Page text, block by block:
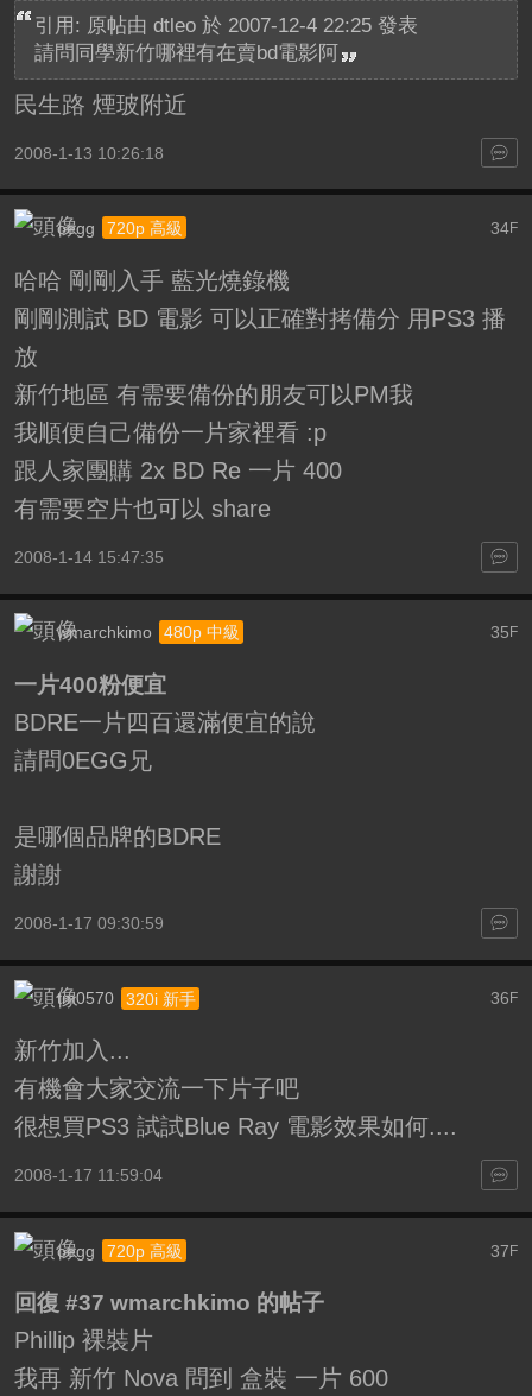
引用: 原帖由 dtleo於 2007-12-4 22:25 發表
請問同學新竹哪裡有在賣bd電影阿
民生路 煙玻附近
2008-1-13 10:26:18
34F
oegg 720p 高級
哈哈 剛剛入手 藍光燒錄機
剛剛測試 BD 電影 可以正確對拷備分 用PS3 播
放
新竹地區 有需要備份的朋友可以PM我
我順便自己備份一片家裡看 :p
跟人家團購 2x BD Re 一片 400
有需要空片也可以 share
2008-1-14 15:47:35
35 F
wmarchkimo 480p 中級
一片400粉便宜
BDRE一片四百還滿便宜的說
請問0EGG兄
是哪個品牌的BDRE
謝謝
2008-1-17 09:30:59
36 F
tm0570 320i 新手
新竹加入...
有機會大家交流一下片子吧
很想買PS3 試試Blue Ray 電影效果如何....
2008-1-17 11:59:04
37F
oegg 720p 高級
回復 #37 wmarchkimo 的帖子
Phillip 裸裝片
我再 新竹 Nova 問到 盒裝 一片 600